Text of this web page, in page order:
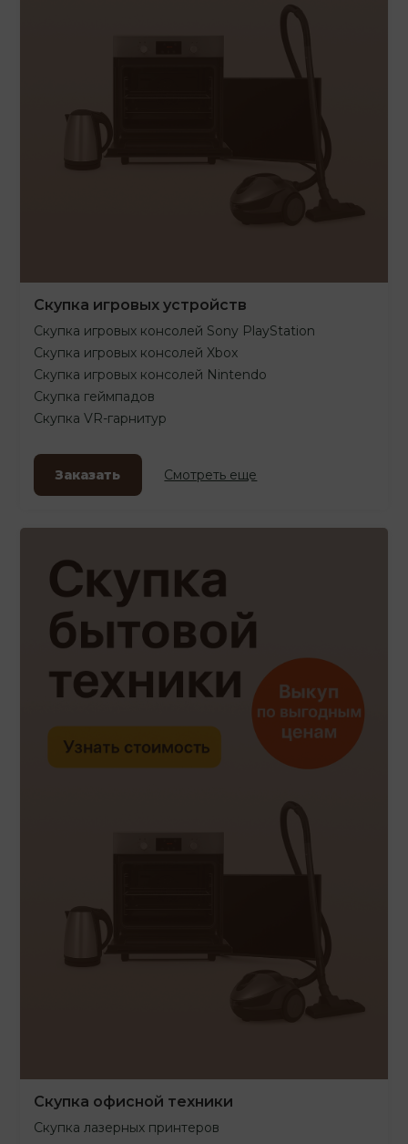
Скупка игровых устройств
Скупка игровых консолей Sony PlayStation
Скупка игровых консолей Xbox
Скупка игровых консолей Nintendo
Скупка геймпадов
Скупка VR-гарнитур
Заказать Смотреть еще
Скупка офисной техники
Скупка лазерных принтеров